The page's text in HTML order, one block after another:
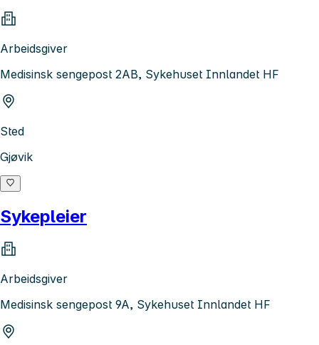
Arbeidsgiver
Medisinsk sengepost 2AB, Sykehuset Innlandet HF
Sted
Gjøvik
Sykepleier
Arbeidsgiver
Medisinsk sengepost 9A, Sykehuset Innlandet HF